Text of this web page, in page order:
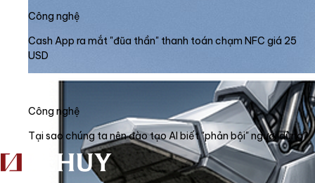
Công nghệ
Cash App ra mắt "đũa thần" thanh toán chạm NFC giá 25
USD
Công nghệ
Tại sao chúng ta nên đào tạo AI biết "phản bội" người dùng?